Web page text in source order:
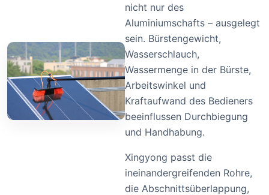
nicht nur des
Aluminiumschafts – ausgelegt
sein. Bürstengewicht,
Wasserschlauch,
Wassermenge in der Bürste,
Arbeitswinkel und
Kraftaufwand des Bedieners
beeinflussen Durchbiegung
und Handhabung.
Xingyong passt die
ineinandergreifenden Rohre,
die Abschnittsüberlappung,